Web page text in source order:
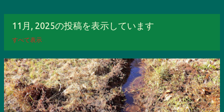
11月, 2025の投稿を表示しています
すべて表示
投
稿